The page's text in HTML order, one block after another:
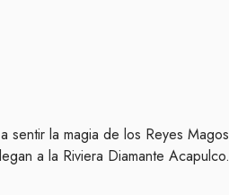
sentir la magia de los Reyes Magos
a la Riviera Diamante Acapulco.